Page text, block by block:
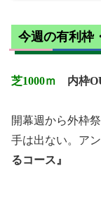
今週の有利枠
芝1000ｍ 内枠
開幕週から外枠
手は出ない。ア
るコース』